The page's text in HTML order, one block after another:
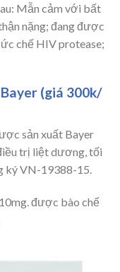
Mẫn cảm với bất
nặng; đang được
chế HIV protease;
(giá 300k/
sản xuất Bayer
trị liệt dương, tối
ký VN-19388-15.
được bào chế